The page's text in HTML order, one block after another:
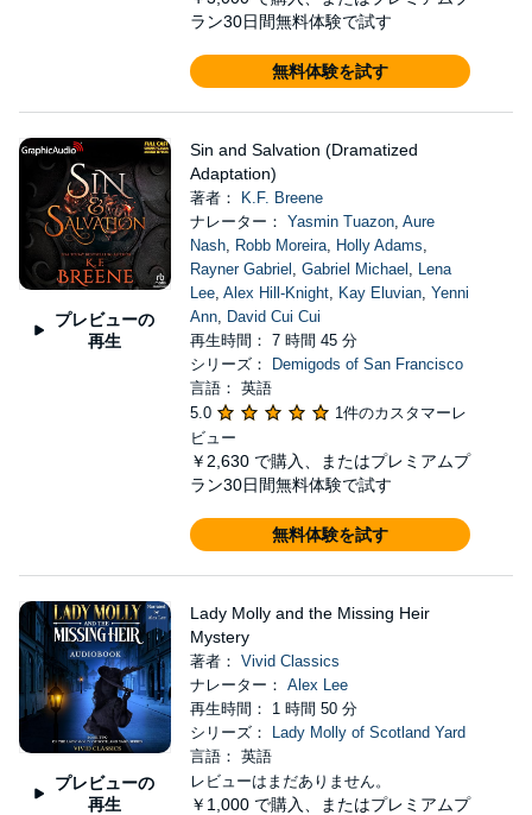
ラン30日間無料体験で試す
無料体験を試す
プレビューの
再生
Sin and Salvation (Dramatized
Adaptation)
著者：
K.F. Breene
ナレーター： Yasmin Tuazon, Aure
Nash, Robb Moreira, Holly Adams,
Rayner Gabriel , Gabriel Michael , Lena
Lee, Alex Hill-Knight, Kay Eluvian, Yenni
Ann, David Cui Cui
再生時間： 7 時間 45 分
シリーズ：
Demigods of San Francisco
言語： 英語
5.0
1件のカスタマーレ
ビュー
￥2,630 で購入、またはプレミアムプ
ラン30日間無料体験で試す
無料体験を試す
プレビューの
再生
Lady Molly and the Missing Heir
Mystery
著者： Vivid Classics
ナレーター： Alex Lee
再生時間： 1 時間 50 分
シリーズ：
Lady Molly of Scotland Yard
言語： 英語
レビューはまだありません。
￥1,000 で購入、またはプレミアムプ